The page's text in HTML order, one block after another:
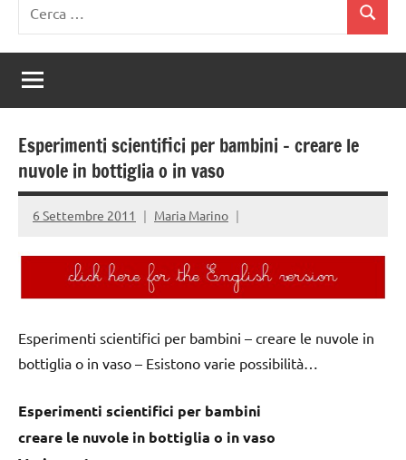
per:
Cerca
Esperimenti scientifici per bambini – creare le
nuvole in bottiglia o in vaso
6 Settembre 2011 Maria Marino
Esperimenti scientifici per bambini – creare le nuvole in
bottiglia o in vaso – Esistono varie possibilità…
Esperimenti scientifici per bambini
creare le nuvole in bottiglia o in vaso